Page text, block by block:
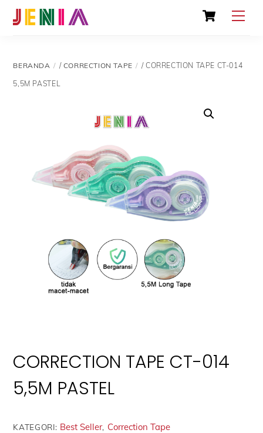
content
Cart
BERANDA / CORRECTION TAPE / CORRECTION TAPE CT-014
5,5M PASTEL
CORRECTION TAPE CT-014
5,5M PASTEL
KATEGORI: Best Seller, Correction Tape